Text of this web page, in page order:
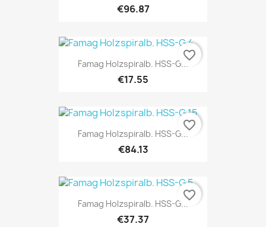
€96.87
Famag Holzspiralb. HSS-G...
€17.55
favorite_border
Famag Holzspiralb. HSS-G...
€84.13
favorite_border
Famag Holzspiralb. HSS-G...
€37.37
favorite_border